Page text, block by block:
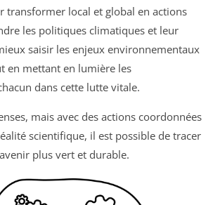
transformer local et global en actions
les politiques climatiques et leur
saisir les enjeux environnementaux
en mettant en lumière les
dans cette lutte vitale.
mais avec des actions coordonnées
scientifique, il est possible de tracer
plus vert et durable.